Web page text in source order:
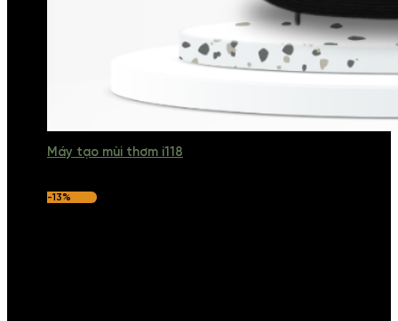
Máy tạo mùi thơm i118
-13%